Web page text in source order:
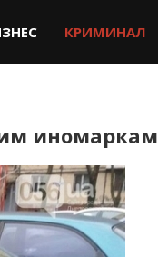
КРИМИНАЛ
иномаркам